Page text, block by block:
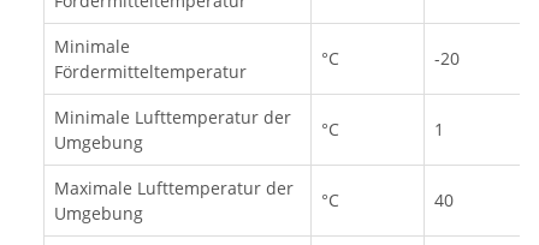
Minimale
Fördermitteltemperatur
°С -20
Minimale Lufttemperatur der
Umgebung
°С 1
Maximale Lufttemperatur der
Umgebung
°С 40